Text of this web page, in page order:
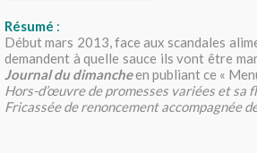
Résumé :
Début mars 2013, face aux scandales
demandent à quelle sauce ils vont être
Journal du dimancheen publiant ce «
Hors-d’œuvre de promesses variées et sa
Fricassée de renoncement accompagnée